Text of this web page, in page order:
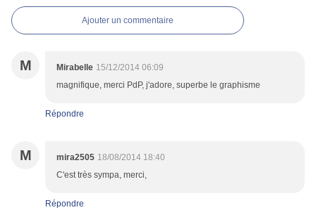
Ajouter un commentaire
M Mirabelle 15/12/2014 06:09
magnifique, merci PdP, j'adore, superbe le graphisme
Répondre
M mira2505 18/08/2014 18:40
C'est très sympa, merci,
Répondre